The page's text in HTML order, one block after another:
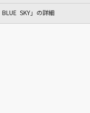
SKY」の詳細